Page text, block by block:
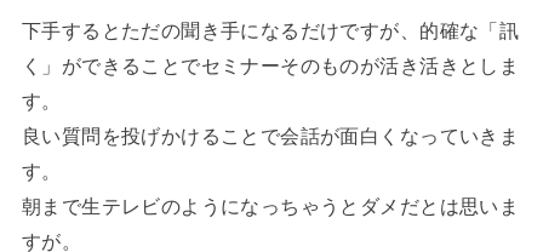
下手するとただの聞き手になるだけですが、的確な「訊
く」ができることでセミナーそのものが活き活きとしま
す。
良い質問を投げかけることで会話が面白くなっていきま
す。
朝まで生テレビのようになっちゃうとダメだとは思いま
すが。